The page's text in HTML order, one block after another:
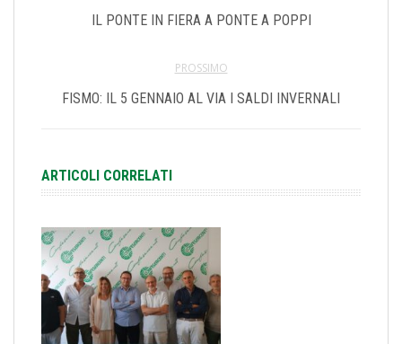
IL PONTE IN FIERA A PONTE A POPPI
PROSSIMO
FISMO: IL 5 GENNAIO AL VIA I SALDI INVERNALI
ARTICOLI CORRELATI